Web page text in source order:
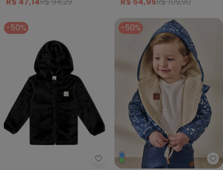
-50%
Abrange - Jaqueta Pelo Preto
-50%